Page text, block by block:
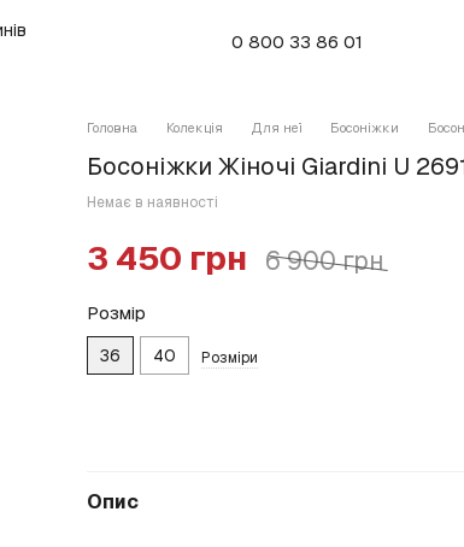
0 800 33 86 01
Головна Колекція Для неї Босоніжки
Босоніжки Жіночі Giardini U
Немає в наявності
3 450 грн 6 900 грн
Розмір
36 40 Розміри
Опис